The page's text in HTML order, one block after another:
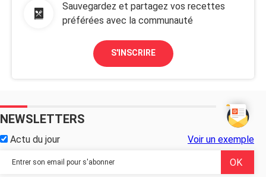
Sauvegardez et partagez vos recettes
préférées avec la communauté
S'INSCRIRE
NEWSLETTERS
Actu du jour Voir un exemple